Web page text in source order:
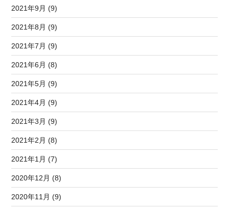
2021年9月 (9)
2021年8月 (9)
2021年7月 (9)
2021年6月 (8)
2021年5月 (9)
2021年4月 (9)
2021年3月 (9)
2021年2月 (8)
2021年1月 (7)
2020年12月 (8)
2020年11月 (9)